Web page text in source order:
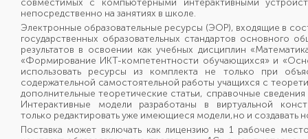
совместимых с компьютерными интерактивными
непосредственно на занятиях в школе.
Электронные образовательные ресурсы (ЭОР), входящие в
государственных образовательных стандартов
результатов в освоении как учебных дисциплин
«Формирование ИКТ-компетентности обучающихся» и
использовать ресурсы из комплекта не только при
содержательной самостоятельной работы учащихся с
дополнительные теоретические статьи, справочные
Интерактивные модели разработаны в виртуальной
только редактировать уже имеющиеся модели,но и создавать
Поставка может включать как лицензию на 1 рабочее